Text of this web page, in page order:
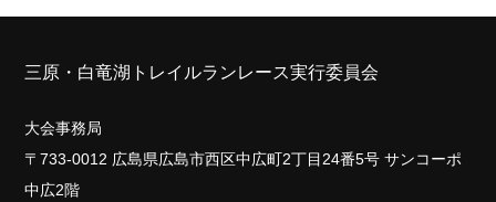
三原・白竜湖トレイルランレース実行委員会
大会事務局
〒733-0012 広島県広島市西区中広町2丁目24番5号 サンコーポ
中広2階